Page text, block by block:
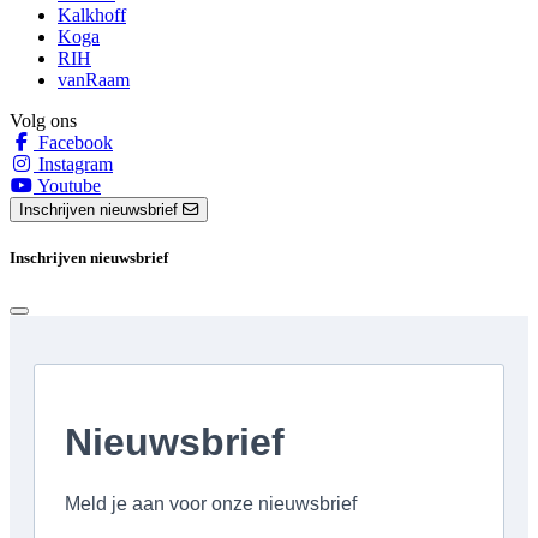
Kalkhoff
Koga
RIH
vanRaam
Volg ons
Facebook
Instagram
Youtube
Inschrijven nieuwsbrief
Inschrijven nieuwsbrief